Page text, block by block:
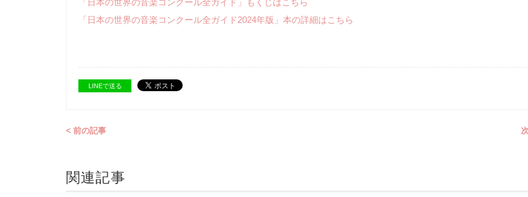
「日本の世界の音楽コンクール全ガイド」もくじはこちら
「日本の世界の音楽コンクール全ガイド2024年版」本の詳細はこちら
LINEで送る
< 前の記事
関連記事